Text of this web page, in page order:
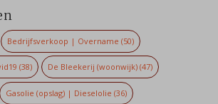
Bedrijfsverkoop | Overname (50)
(38) De Bleekerij (woonwijk) (47)
Gasolie (opslag) | Dieselolie (36)